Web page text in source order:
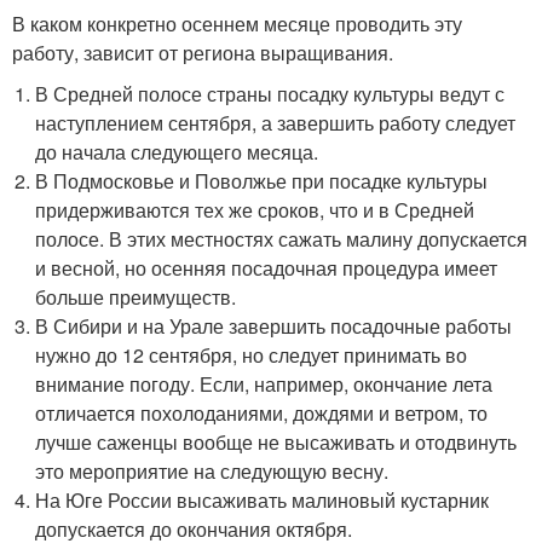
В каком конкретно осеннем месяце проводить эту
работу, зависит от региона выращивания.
В Средней полосе страны посадку культуры ведут с
наступлением сентября, а завершить работу следует
до начала следующего месяца.
В Подмосковье и Поволжье при посадке культуры
придерживаются тех же сроков, что и в Средней
полосе. В этих местностях сажать малину допускается
и весной, но осенняя посадочная процедура имеет
больше преимуществ.
В Сибири и на Урале завершить посадочные работы
нужно до 12 сентября, но следует принимать во
внимание погоду. Если, например, окончание лета
отличается похолоданиями, дождями и ветром, то
лучше саженцы вообще не высаживать и отодвинуть
это мероприятие на следующую весну.
На Юге России высаживать малиновый кустарник
допускается до окончания октября.